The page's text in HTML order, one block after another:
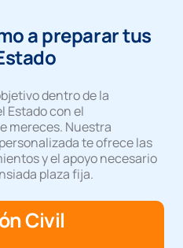
a preparar tus
dentro de la
Estado con el
mereces. Nuestra
te ofrece las
y el apoyo necesario
plaza fija.
Civil